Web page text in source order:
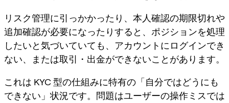
リスク管理に引っかかったり、本人確認の期限切れや
追加確認が必要になったりすると、ポジションを処理
したいと気づいていても、アカウントにログインでき
ない、または取引・出金ができないことがあります。
これは KYC 型の仕組みに特有の「自分ではどうにも
できない」状況です。問題はユーザーの操作ミスでは